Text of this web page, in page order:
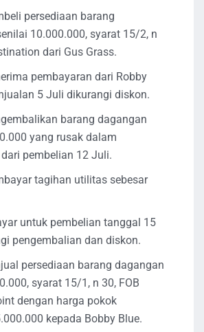
persediaan barang
10.000.000, syarat 15/2, n
dari Gus Grass.
pembayaran dari Robby
5 Juli dikurangi diskon.
barang dagangan
yang rusak dalam
pembelian 12 Juli.
tagihan utilitas sebesar
untuk pembelian tanggal 15
pengembalian dan diskon.
persediaan barang dagangan
syarat 15/1, n 30, FOB
dengan harga pokok
kepada Bobby Blue.